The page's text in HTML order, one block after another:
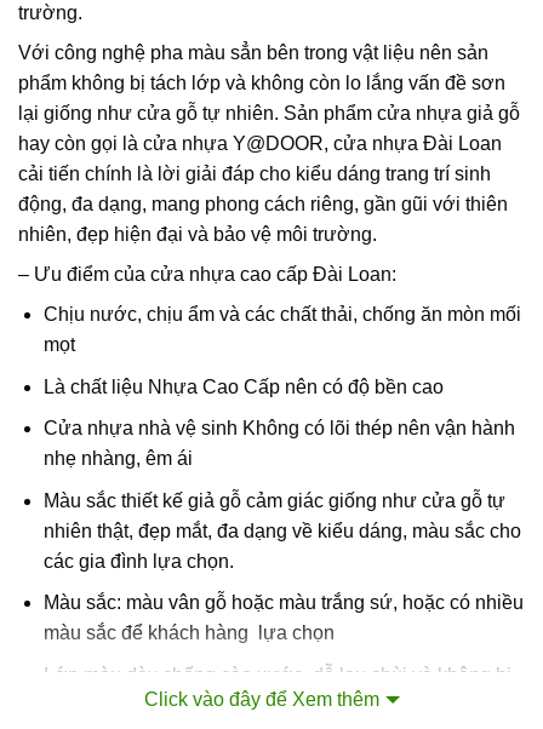
trường.
Với công nghệ pha màu sẳn bên trong vật liệu nên sản
phẩm không bị tách lớp và không còn lo lắng vấn đề sơn
lại giống như cửa gỗ tự nhiên. Sản phẩm cửa nhựa giả gỗ
hay còn gọi là cửa nhựa Y@DOOR, cửa nhựa Đài Loan
cải tiến chính là lời giải đáp cho kiểu dáng trang trí sinh
động, đa dạng, mang phong cách riêng, gần gũi với thiên
nhiên, đẹp hiện đại và bảo vệ môi trường.
– Ưu điểm của cửa nhựa cao cấp Đài Loan:
Chịu nước, chịu ẩm và các chất thải, chống ăn mòn mối
mọt
Là chất liệu Nhựa Cao Cấp nên có độ bền cao
Cửa nhựa nhà vệ sinh Không có lõi thép nên vận hành
nhẹ nhàng, êm ái
Màu sắc thiết kế giả gỗ cảm giác giống như cửa gỗ tự
nhiên thật, đẹp mắt, đa dạng về kiểu dáng, màu sắc cho
các gia đình lựa chọn.
Màu sắc: màu vân gỗ hoặc màu trắng sứ, hoặc có nhiều
màu sắc để khách hàng lựa chọn
Lớp màu dày chống cào xước, dễ lau chùi và không bị
Click vào đây để Xem thêm